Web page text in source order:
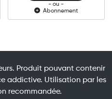
- ou -
Abonnement
Produit pouvant contenir
addictive. Utilisation par les
recommandée.